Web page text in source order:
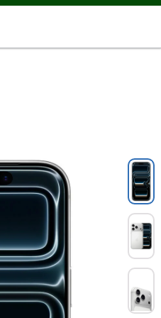
Apple iPhone 17